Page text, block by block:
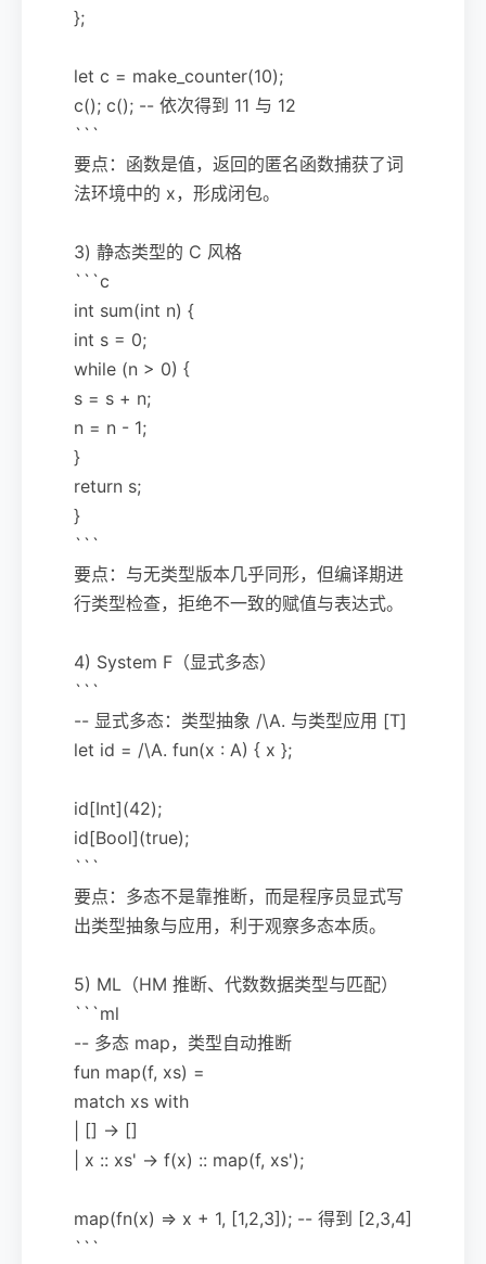
};
let c = make_counter(10);
c(); c(); -- 依次得到 11 与 12
```
要点：函数是值，返回的匿名函数捕获了词
法环境中的 x，形成闭包。
3) 静态类型的 C 风格
```c
int sum(int n) {
int s = 0;
while (n > 0) {
s = s + n;
n = n - 1;
}
return s;
}
```
要点：与无类型版本几乎同形，但编译期进
行类型检查，拒绝不一致的赋值与表达式。
4) System F（显式多态）
```
-- 显式多态：类型抽象 /\A. 与类型应用 [T]
let id = /\A. fun(x : A) { x };
id[Int](42);
id[Bool](true);
```
要点：多态不是靠推断，而是程序员显式写
出类型抽象与应用，利于观察多态本质。
5) ML（HM 推断、代数数据类型与匹配）
```ml
-- 多态 map，类型自动推断
fun map(f, xs) =
match xs with
| [] -> []
| x :: xs' -> f(x) :: map(f, xs');
map(fn(x) => x + 1, [1,2,3]); -- 得到 [2,3,4]
```